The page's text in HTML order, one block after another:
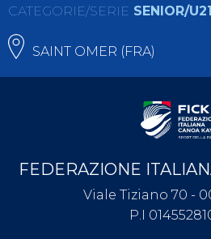
CATEGORIE/SERIE SENIOR/
SAINT OMER (FRA)
FEDERAZIONE
Viale Tiziano 70 -
P.I